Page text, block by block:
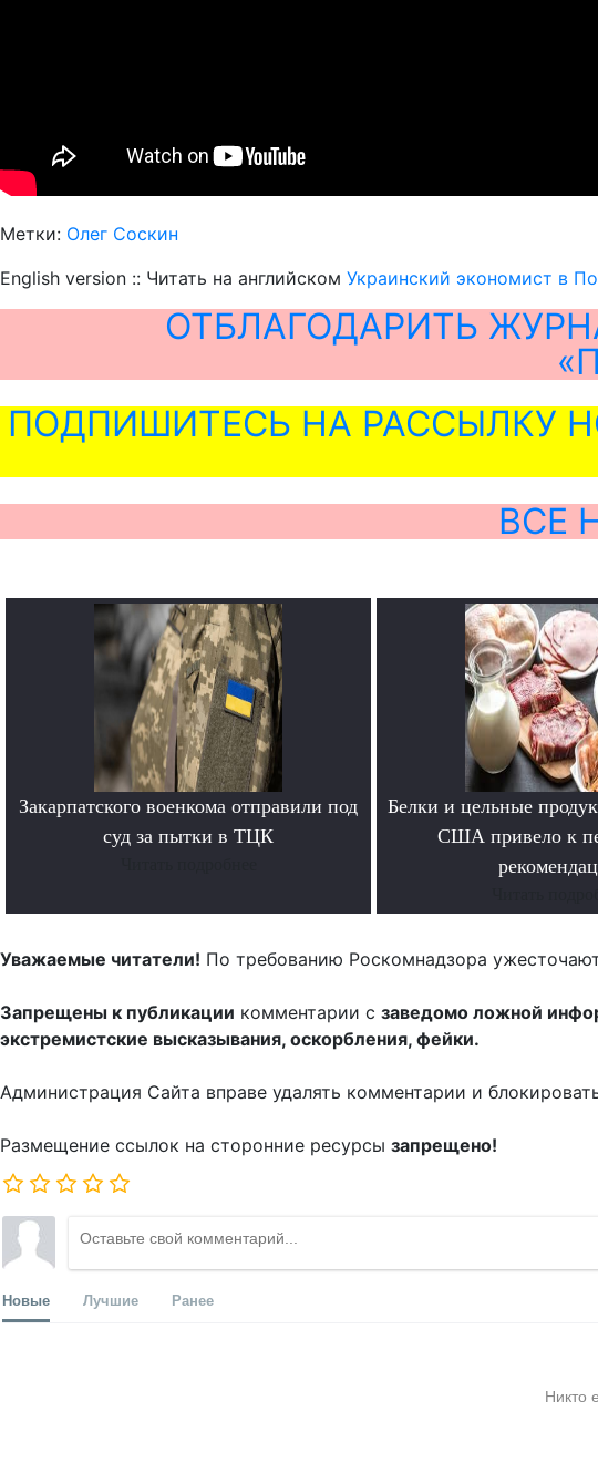
Метки: Олег Соскин
English version :: Читать на английском Украинский экономист в
ОТБЛАГОДАРИТЬ
ПОДПИШИТЕСЬ НА РАССЫЛКУ
ВСЕ
Закарпатского военкома отправили под
суд за пытки в ТЦК
Белки и цельные
США привело к
Уважаемые читатели! По требованию Роскомнадзора
Запрещены к публикации комментарии с заведомо ложной
экстремистские высказывания, оскорбления, фейки.
Администрация Сайта вправе удалять комментарии и
Размещение ссылок на сторонние ресурсы запрещено!
Новые Лучшие Ранее
Никто